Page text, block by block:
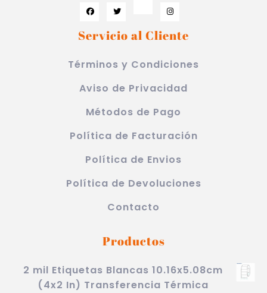
Servicio al Cliente
Términos y Condiciones
Aviso de Privacidad
Métodos de Pago
Política de Facturación
Política de Envios
Política de Devoluciones
Contacto
Productos
2 mil Etiquetas Blancas 10.16x5.08cm
(4x2 In) Transferencia Térmica